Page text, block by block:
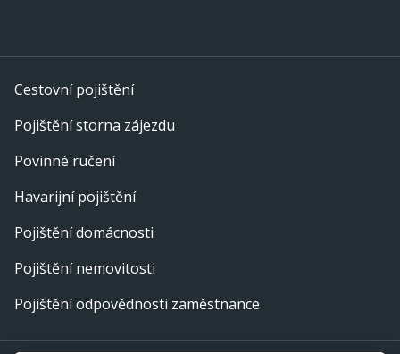
Cestovní pojištění
Pojištění storna zájezdu
Povinné ručení
Havarijní pojištění
Pojištění domácnosti
Pojištění nemovitosti
Pojištění odpovědnosti zaměstnance